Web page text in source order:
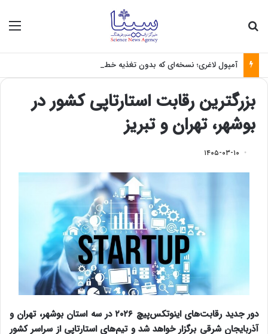
آمپول لاغری؛ نسخه‌ای که بدون تغذیه خطرناک می‌شود
بزرگترین رقابت استارتاپی کشور در
بوشهر، تهران و تبریز
۱۴۰۵-۰۳-۱۰
دور جدید رقابت‌های اینوتکس‌پیچ ۲۰۲۶ در سه استان بوشهر، تهران و
آذربایجان شرقی برگزار خواهد شد و تیم‌های استارتاپی از سراسر کشور